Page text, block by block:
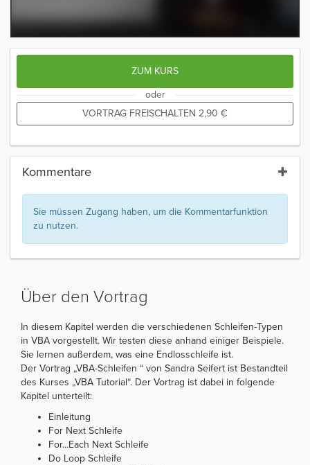
ZUM KURS
oder
VORTRAG FREISCHALTEN 2,90 €
Kommentare
Sie müssen Zugang haben, um die Kommentarfunktion
zu nutzen.
Über den Vortrag
In diesem Kapitel werden die verschiedenen Schleifen-Typen
in VBA vorgestellt. Wir testen diese anhand einiger Beispiele.
Sie lernen außerdem, was eine Endlosschleife ist.
Der Vortrag „VBA-Schleifen “ von Sandra Seifert ist Bestandteil
des Kurses „VBA Tutorial“. Der Vortrag ist dabei in folgende
Kapitel unterteilt:
Einleitung
For Next Schleife
For...Each Next Schleife
Do Loop Schleife